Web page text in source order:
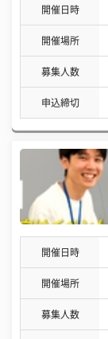
開催日時
開催場所
募集人数
申込締切
開催日時
開催場所
募集人数